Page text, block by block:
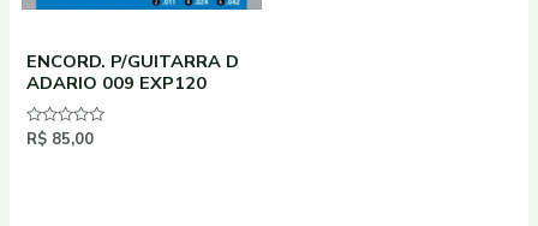
ENCORD. P/GUITARRA D
ADARIO 009 EXP120
Avaliação
R$ 85,00